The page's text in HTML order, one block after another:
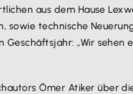
aus dem Hause
technische
„Wir sehen
Ömer Atiker über